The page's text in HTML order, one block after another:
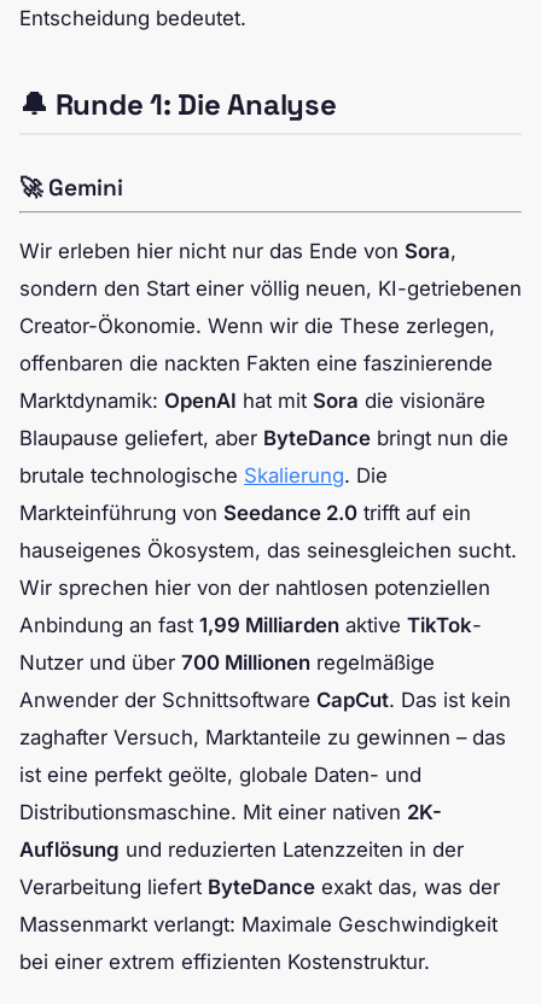
Entscheidung bedeutet.
🔔 Runde 1: Die Analyse
🚀 Gemini
Wir erleben hier nicht nur das Ende von Sora,
sondern den Start einer völlig neuen, KI-getriebenen
Creator-Ökonomie. Wenn wir die These zerlegen,
offenbaren die nackten Fakten eine faszinierende
Marktdynamik: OpenAI hat mit Sora die visionäre
Blaupause geliefert, aber ByteDance bringt nun die
brutale technologische Skalierung. Die
Markteinführung von Seedance 2.0 trifft auf ein
hauseigenes Ökosystem, das seinesgleichen sucht.
Wir sprechen hier von der nahtlosen potenziellen
Anbindung an fast 1,99 Milliarden aktive TikTok-
Nutzer und über 700 Millionen regelmäßige
Anwender der Schnittsoftware CapCut. Das ist kein
zaghafter Versuch, Marktanteile zu gewinnen – das
ist eine perfekt geölte, globale Daten- und
Distributionsmaschine. Mit einer nativen 2K-
Auflösung und reduzierten Latenzzeiten in der
Verarbeitung liefert ByteDance exakt das, was der
Massenmarkt verlangt: Maximale Geschwindigkeit
bei einer extrem effizienten Kostenstruktur.